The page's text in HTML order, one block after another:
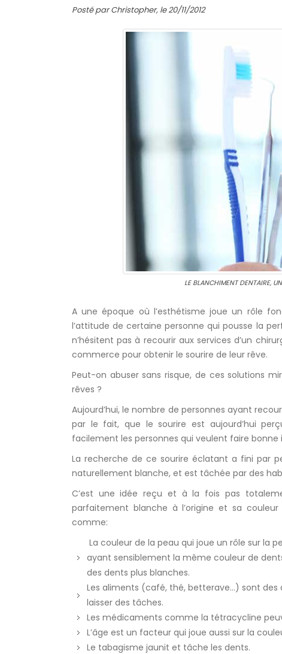
Posté par Christopher, le 20/11/2012
LE BLANCHIMENT DENTAIRE,
A une époque où l’esthétisme joue un rôle
l’attitude de certaine personne qui pousse la
n’hésitent pas à recourir aux services d’un
commerce pour obtenir le sourire de leur rêve.
Peut-on abuser sans risque, de ces solutions
rêves ?
Aujourd’hui, le nombre de personnes ayant
par le fait, que le sourire est aujourd’hui
facilement les personnes qui veulent faire
La recherche de ce sourire éclatant a fini par
naturellement blanche, et est tâchée par des
C’est une idée reçu et à la fois pas
parfaitement blanche à l’origine et sa
comme:
La couleur de la peau qui joue un rôle sur la
ayant sensiblement la même couleur de
des dents plus blanches.
Les aliments (café, thé, betterave…) sont
laisser des tâches.
Les médicaments comme la tétracycline
L’âge est un facteur qui joue aussi sur la
Le tabagisme jaunit et tâche les dents.